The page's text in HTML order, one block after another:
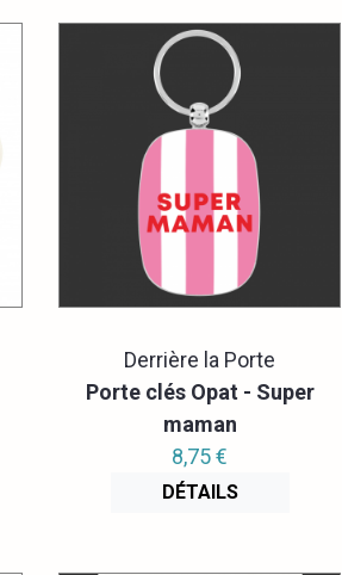
Derrière la Porte
Porte clés Opat - Super
maman
8,75 €
DÉTAILS